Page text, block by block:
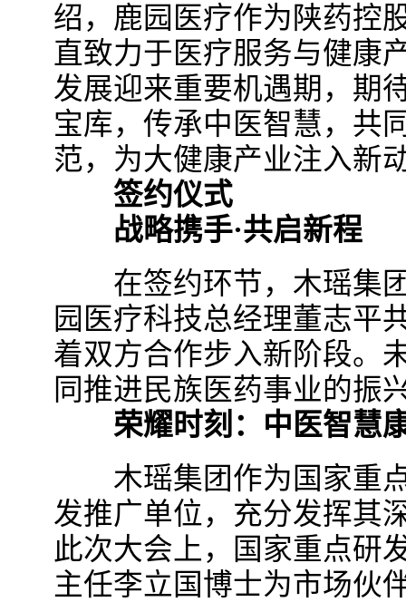
绍，鹿园医疗作为陕药控
直致力于医疗服务与健康
发展迎来重要机遇期，期
宝库，传承中医智慧，共
范，为大健康产业注入新
签约仪式
战略携手·共启新程
在签约环节，木瑶集团
园医疗科技总经理董志平
着双方合作步入新阶段。
同推进民族医药事业的振
荣耀时刻：中医智慧
木瑶集团作为国家重点
发推广单位，充分发挥其
此次大会上，国家重点研
主任李立国博士为市场伙